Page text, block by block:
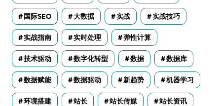
国际SEO 大数据 实战 实战技巧
实战指南 实时处理 弹性计算
技术驱动 数字化转型 数据 数据库
数据赋能 数据驱动 新趋势 机器学习
环境搭建 站长 站长传媒 站长资讯